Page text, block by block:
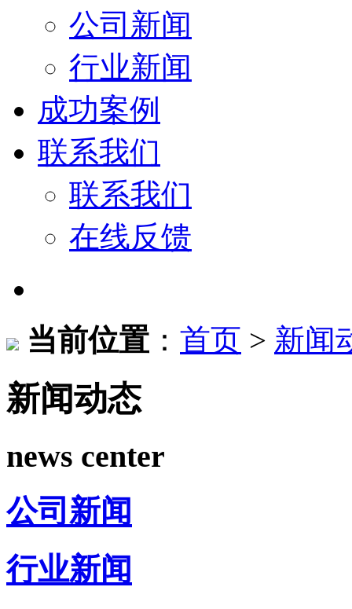
公司新闻
行业新闻
成功案例
联系我们
联系我们
在线反馈
当前位置 ： 首页 > 新闻
新闻动态
news center
公司新闻
行业新闻